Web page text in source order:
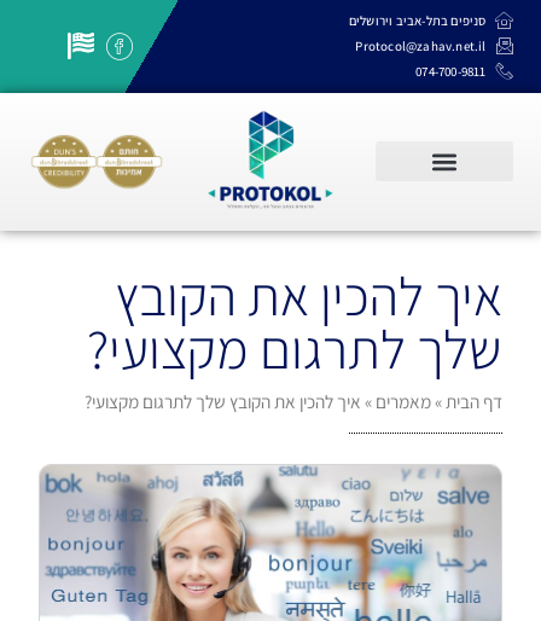
סניפים בתל-אביב וירושלים
Protocol@zahav.net.il
074-700-9811
איך להכין את הקובץ
שלך לתרגום מקצועי?
דף הבית »מאמרים » איך להכין את הקובץ שלך לתרגום מקצועי?